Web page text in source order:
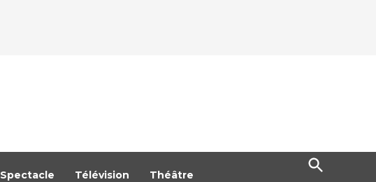
Spectacle Télévision Théâtre
Open
Search